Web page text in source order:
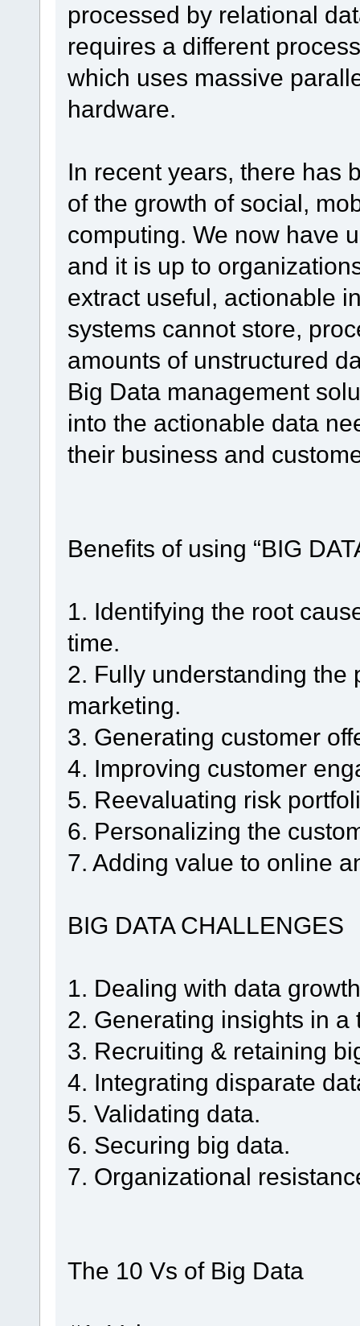
processed by relational
requires a different
which uses massive
hardware.
In recent years, there has
of the growth of social,
computing. We now have
and it is up to
extract useful, actionable
systems cannot store,
amounts of unstructured
Big Data management
into the actionable data
their business and
Benefits of using “BIG
1. Identifying the root
time.
2. Fully understanding the
marketing.
3. Generating customer
4. Improving customer
5. Reevaluating risk
6. Personalizing the
7. Adding value to online
BIG DATA CHALLENGES
1. Dealing with data
2. Generating insights in a
3. Recruiting & retaining
4. Integrating disparate
5. Validating data.
6. Securing big data.
7. Organizational
The 10 Vs of Big Data